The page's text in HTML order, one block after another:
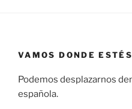
VAMOS DONDE ESTÉS
Podemos desplazarnos
española.